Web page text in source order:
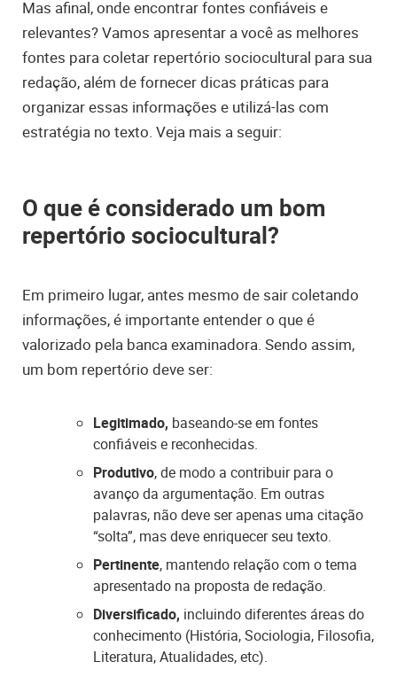
Mas afinal, onde encontrar fontes confiáveis e
relevantes? Vamos apresentar a você as melhores
fontes para coletar repertório sociocultural para sua
redação, além de fornecer dicas práticas para
organizar essas informações e utilizá-las com
estratégia no texto. Veja mais a seguir:
O que é considerado um bom
repertório sociocultural?
Em primeiro lugar, antes mesmo de sair coletando
informações, é importante entender o que é
valorizado pela banca examinadora. Sendo assim,
um bom repertório deve ser:
Legitimado, baseando-se em fontes
confiáveis e reconhecidas.
Produtivo, de modo a contribuir para o
avanço da argumentação. Em outras
palavras, não deve ser apenas uma citação
“solta”, mas deve enriquecer seu texto.
Pertinente, mantendo relação com o tema
apresentado na proposta de redação.
Diversificado, incluindo diferentes áreas do
conhecimento (História, Sociologia, Filosofia,
Literatura, Atualidades, etc).